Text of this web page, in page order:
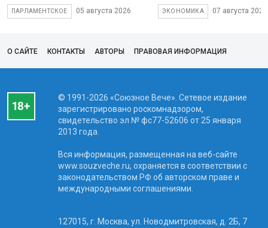
ПАРЛАМЕНТСКОЕ 05 августа 2026 ЭКОНОМИКА 07 августа 2026
О САЙТЕ КОНТАКТЫ АВТОРЫ ПРАВОВАЯ ИНФОРМАЦИЯ
© 1991-2026 «Союзное Вече». Сетевое издание
зарегистрировано роскомнадзором,
свидетельство эл № фc77-52606 от 25 января
2013 года.
Вся информация, размещенная на веб-сайте
www.souzveche.ru, охраняется в соответствии с
законодательством РФ об авторском праве и
международными соглашениями.
127015, г. Москва, ул. Новодмитровская, д. 2Б, 7